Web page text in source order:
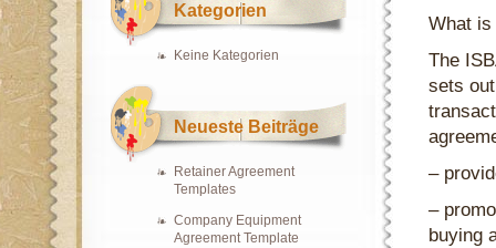
Kategorien
Keine Kategorien
Neueste Beiträge
Retainer Agreement
Templates
Company Equipment
Agreement Template
What is
The
sets
–
–
buying